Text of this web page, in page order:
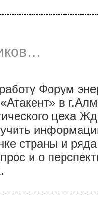
Форум
в
цеха
страны и
и о